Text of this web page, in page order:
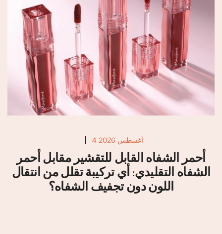
4 أغسطس 2026
أحمر الشفاه القابل للتقشير مقابل أحمر
الشفاه التقليدي: أي تركيبة تقلل من انتقال
اللون دون تجفيف الشفاه؟